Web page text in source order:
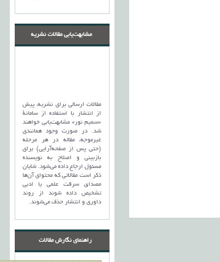
مشابهت‌یابی مقالات نشریه
مقالات ارسالی برای نشریه، پیش
از انتشار با استفاده از سامانۀ
«سمیم نور» مشابهت‌یابی خواهند
شد. در صورت وجود همانندی
غیرموجه، مقاله در هر مرحله
(حتی پس از صفحه‌آرایی) برای
بازبینی و اصلاح به نویسنده
مسئول ارجاع داده می‌شود. شایان
ذکر است مقالاتی که محتوای آن‌ها
مصداق سرقت علمی یا ادبی
تشخیص داده شوند از روند
داوری و انتشار حذف می‌شوند.
راهنمای نگارش مقالات